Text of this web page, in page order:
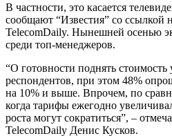
В частности, это касается
сообщают “Известия” со ссылкой
TelecomDaily. Нынешней осенью
среди топ-менеджеров.
“О готовности поднять стоимость
респондентов, при этом 48%
на 10% и выше. Впрочем, по
когда тарифы ежегодно
роста могут сократиться”, –
TelecomDaily Денис Кусков.